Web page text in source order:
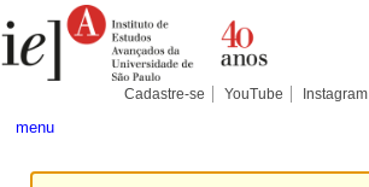
para
conteúdo.
Pessoais
Cadastre-se YouTube Instagram
menu